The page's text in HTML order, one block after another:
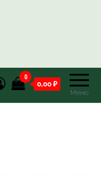
Меню
0
0,00 ₽